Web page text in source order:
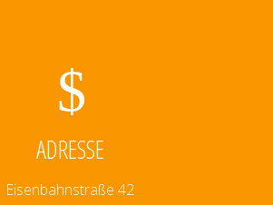
ADRESSE
Eisenbahnstraße 42